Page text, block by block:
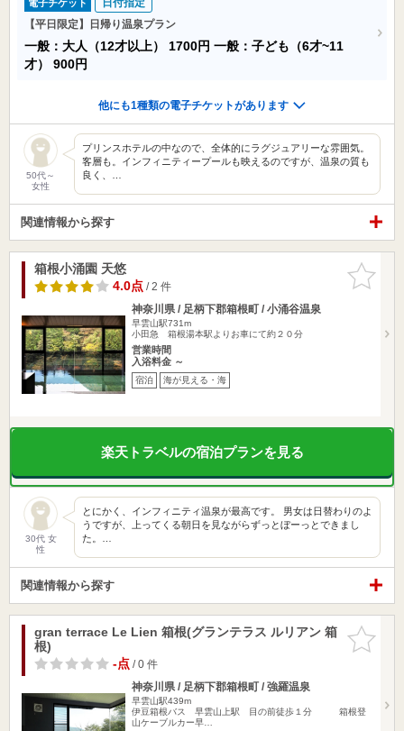
電子チケット
【平日限定】日帰り温泉プラン
一般：大人（12才以上） 1700円 一般：子ども（6才~11
才） 900円
他にも1種類の電子チケットがあります
50代～
女性
プリンスホテルの中なので、全体的にラグジュアリーな雰囲気。
客層も。インフィニティープールも映えるのですが、温泉の質も
良く、…
関連情報から探す
お気に入
りに追加
箱根小涌園 天悠
4.0点/ 2 件
神奈川県 / 足柄下郡箱根町 / 小涌谷温泉
早雲山駅731m
小田急 箱根湯本駅よりお車にて約２０分
営業時間
入浴料金 ～
宿泊 海が見える・海
楽天トラベルの宿泊プランを見る
30代 女
性
とにかく、インフィニティ温泉が最高です。 男女は日替わりのよ
うですが、上ってくる朝日を見ながらずっとぼーっとできまし
た。…
関連情報から探す
お気に入
りに追加
gran terrace Le Lien 箱根(グランテラス ルリアン 箱
根)
-点/ 0 件
神奈川県 / 足柄下郡箱根町 / 強羅温泉
早雲山駅439m
伊豆箱根バス 早雲山上駅 目の前徒歩１分 箱根登
山ケーブルカー早…